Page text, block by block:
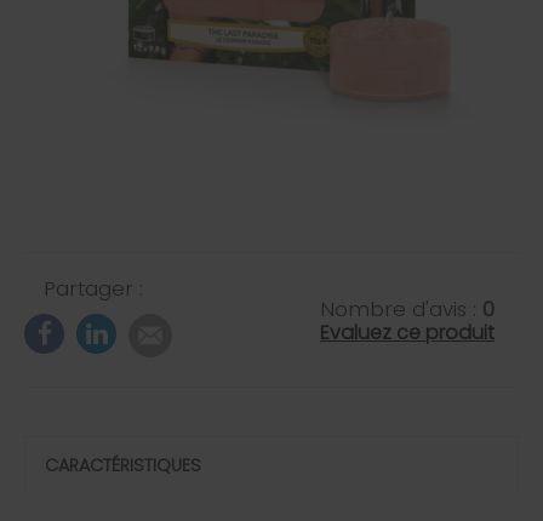
Partager :
Nombre d'avis : 0
Evaluez ce produit
CARACTÉRISTIQUES